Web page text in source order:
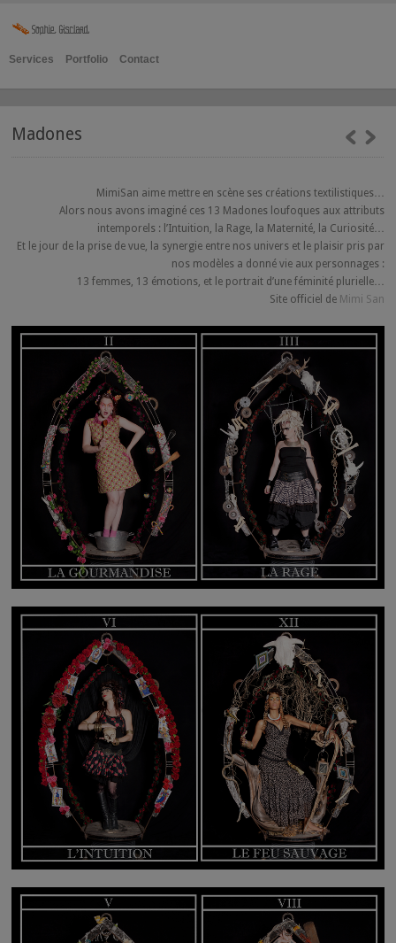
Services Portfolio Contact
Madones
MimiSan aime mettre en scène ses créations textilistiques…
Alors nous avons imaginé ces 13 Madones loufoques aux attributs
intemporels : l’Intuition, la Rage, la Maternité, la Curiosité…
Et le jour de la prise de vue, la synergie entre nos univers et le plaisir pris par
nos modèles a donné vie aux personnages :
13 femmes, 13 émotions, et le portrait d’une féminité plurielle…
Site officiel de Mimi San